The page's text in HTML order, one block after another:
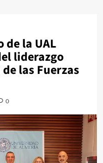
de la UAL
liderazgo
las Fuerzas
0